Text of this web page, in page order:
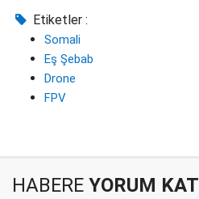
Etiketler :
Somali
Eş Şebab
Drone
FPV
HABERE YORUM KAT